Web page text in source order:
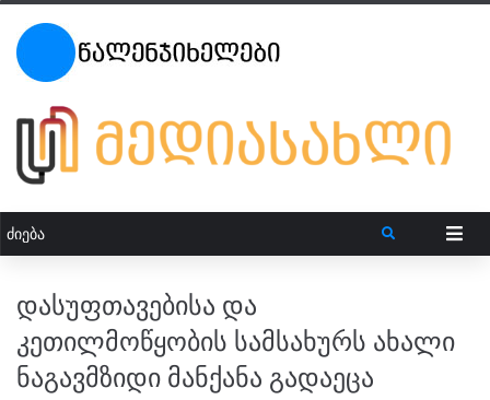
დასუფთავებისა და
კეთილმოწყობის სამსახურს ახალი
ნაგავმზიდი მანქანა გადაეცა